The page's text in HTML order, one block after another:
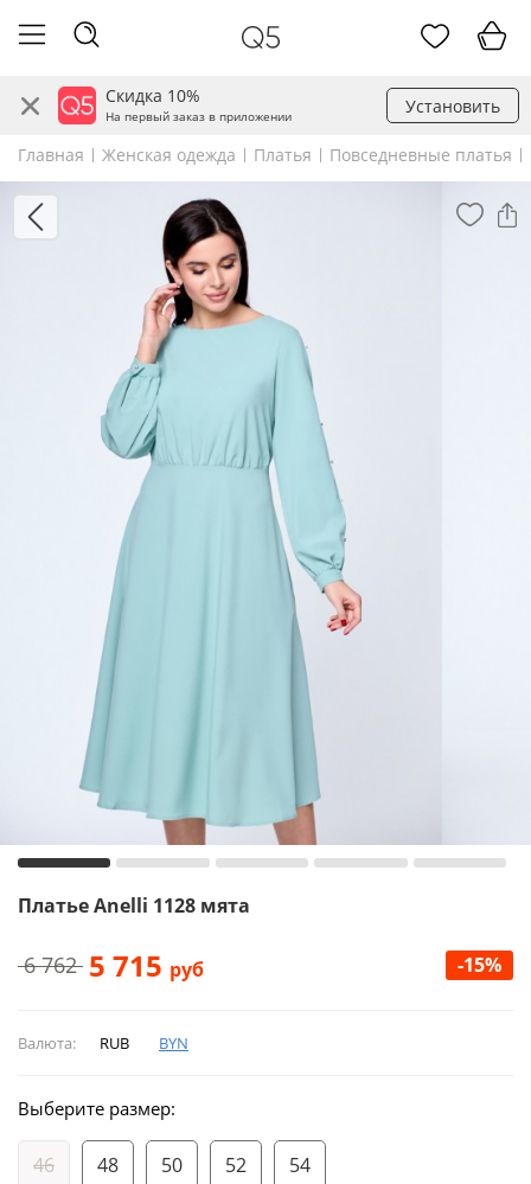
Скидка 10%
На первый заказ в приложении Установить
Главная Женская одежда Платья Повседневные платья
Платье Anelli 1128 мята
6 762 5 715 руб -15%
Валюта: RUB BYN
Выберите размер:
46 48 50 52 54